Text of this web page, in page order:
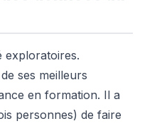
exploratoires.
ses meilleurs
en formation. Il a
personnes) de faire